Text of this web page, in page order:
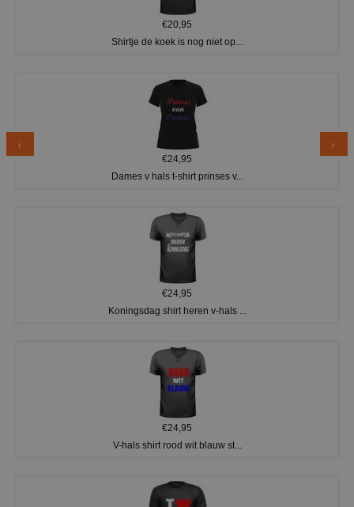
€20,95
Shirtje de koek is nog niet op...
€24,95
Dames v hals t-shirt prinses v...
€24,95
Koningsdag shirt heren v-hals ...
€24,95
V-hals shirt rood wit blauw st...